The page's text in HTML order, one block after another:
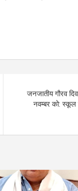
जनजातीय गौरव
नवम्बर को: स्कूल